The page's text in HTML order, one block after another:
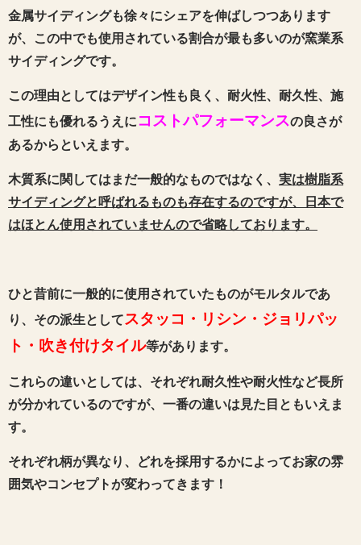
金属サイディングも徐々にシェアを伸ばしつつあります
が、この中でも使用されている割合が最も多いのが窯業系
サイディングです。
この理由としてはデザイン性も良く、耐火性、耐久性、施
工性にも優れるうえにコストパフォーマンスの良さが
あるからといえます。
木質系に関してはまだ一般的なものではなく、 実は樹脂系
サイディングと呼ばれるものも存在するのですが、日本で
はほとん使用されていませんので省略しております。
ひと昔前に一般的に使用されていたものがモルタルであ
り、その派生としてスタッコ・リシン・ジョリパッ
ト・吹き付けタイル等があります。
これらの違いとしては、それぞれ耐久性や耐火性など長所
が分かれているのですが、一番の違いは見た目ともいえま
す。
それぞれ柄が異なり、どれを採用するかによってお家の雰
囲気やコンセプトが変わってきます！